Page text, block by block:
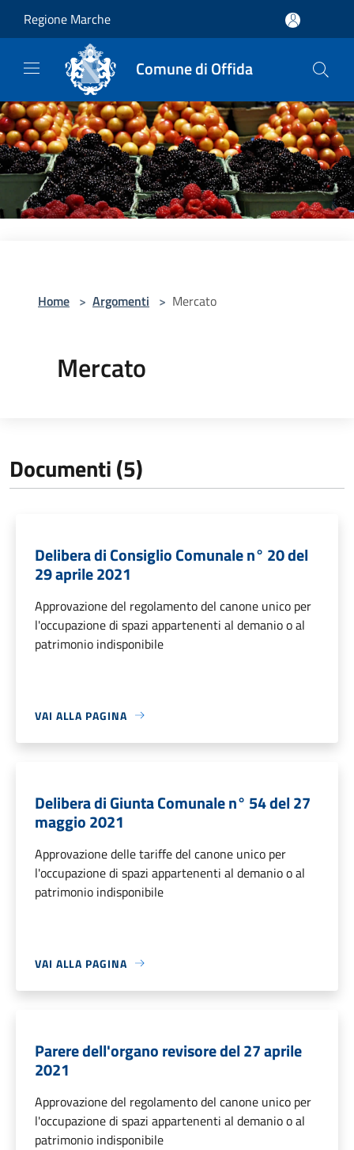
Regione Marche
Comune di Offida
Home > Argomenti > Mercato
Mercato
Documenti (5)
Delibera di Consiglio Comunale n° 20 del
29 aprile 2021
Approvazione del regolamento del canone unico per
l'occupazione di spazi appartenenti al demanio o al
patrimonio indisponibile
VAI ALLA PAGINA
Delibera di Giunta Comunale n° 54 del 27
maggio 2021
Approvazione delle tariffe del canone unico per
l'occupazione di spazi appartenenti al demanio o al
patrimonio indisponibile
VAI ALLA PAGINA
Parere dell'organo revisore del 27 aprile
2021
Approvazione del regolamento del canone unico per
l'occupazione di spazi appartenenti al demanio o al
patrimonio indisponibile